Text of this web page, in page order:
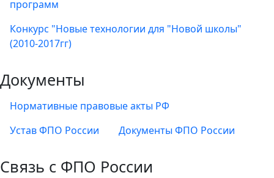
программ
Конкурс "Новые технологии для "Новой школы"
(2010-2017гг)
Документы
Нормативные правовые акты РФ
Устав ФПО России
Документы ФПО России
Связь с ФПО России